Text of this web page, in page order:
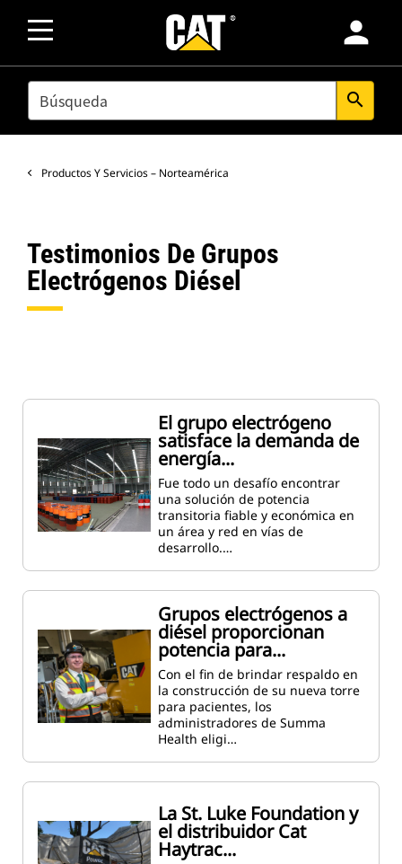
person
SEARCH search
Productos Y Servicios – Norteamérica
Testimonios De Grupos
Electrógenos Diésel
El grupo electrógeno
satisface la demanda de
energía...
Fue todo un desafío encontrar
una solución de potencia
transitoria fiable y económica en
un área y red en vías de
desarrollo.…
Grupos electrógenos a
diésel proporcionan
potencia para...
Con el fin de brindar respaldo en
la construcción de su nueva torre
para pacientes, los
administradores de Summa
Health eligi…
La St. Luke Foundation y
el distribuidor Cat
Haytrac...